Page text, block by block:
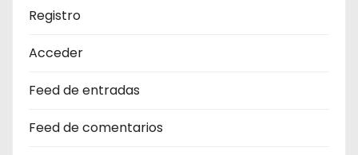
Registro
Acceder
Feed de entradas
Feed de comentarios